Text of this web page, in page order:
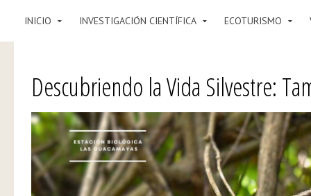
INICIO INVESTIGACIÓN CIENTÍFICA ECOTURISMO
Descubriendo la Vida Silvestre: